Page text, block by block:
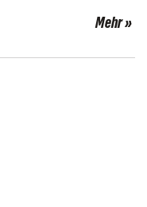
Mehr